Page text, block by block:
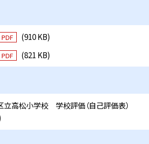
PDF
(910 KB)
PDF (821 KB)
立高松小学校 学校評価（自己評価表）